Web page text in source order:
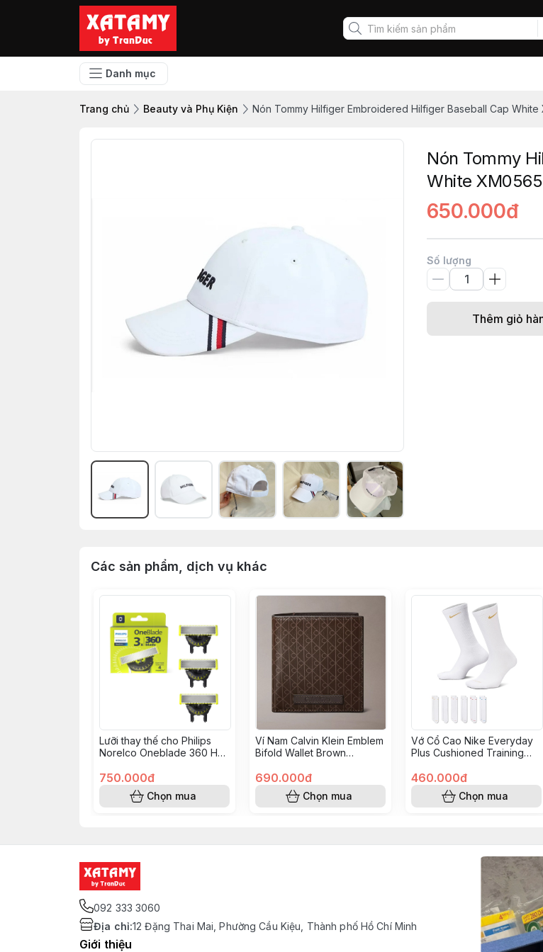
Danh mục
Trang chủ Beauty và Phụ Kiện Nón Tommy Hilfiger Embroidered Hilfiger Baseball Cap White
Nón Tommy
White
650.000đ
Số lượng
Thêm giỏ
Các sản phẩm, dịch vụ khác
Lưỡi thay thế cho Philips
Norelco Oneblade 360 Hộp
750.000đ
Chọn mua
Ví Nam Calvin Klein Emblem
Bifold Wallet Brown
690.000đ
Chọn mua
Vớ Cổ Cao Nike Everyday
Plus Cushioned Training
6 Pairs White SX6897 941
460.000đ
Chọn mua
092 333 3060
Địa chỉ:12 Đặng Thai Mai, Phường Cầu Kiệu, Thành phố Hồ Chí Minh
Giới thiệu